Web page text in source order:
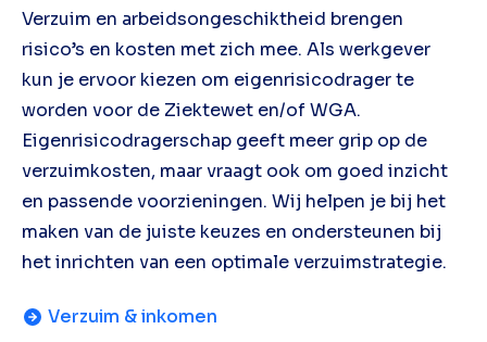
Verzuim en arbeidsongeschiktheid brengen
risico’s en kosten met zich mee. Als werkgever
kun je ervoor kiezen om eigenrisicodrager te
worden voor de Ziektewet en/of WGA.
Eigenrisicodragerschap geeft meer grip op de
verzuimkosten, maar vraagt ook om goed inzicht
en passende voorzieningen. Wij helpen je bij het
maken van de juiste keuzes en ondersteunen bij
het inrichten van een optimale verzuimstrategie.
Verzuim & inkomen